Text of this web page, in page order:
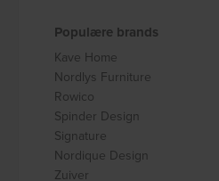
Populære brands
Kave Home
Nordlys Furniture
Rowico
Spinder Design
Signature
Nordique Design
Zuiver